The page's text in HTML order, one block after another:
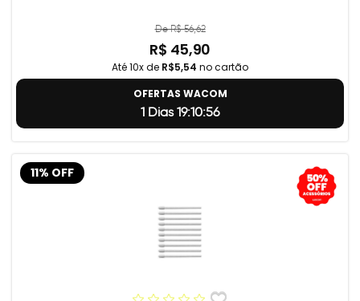
De R$ 56,62
R$ 45,90
Até 10x de R$5,54 no cartão
OFERTAS WACOM
1 Dias 19:10:55
11% OFF